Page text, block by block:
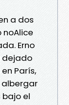
a dos
Erno
dejado
París,
albergar
bajo el